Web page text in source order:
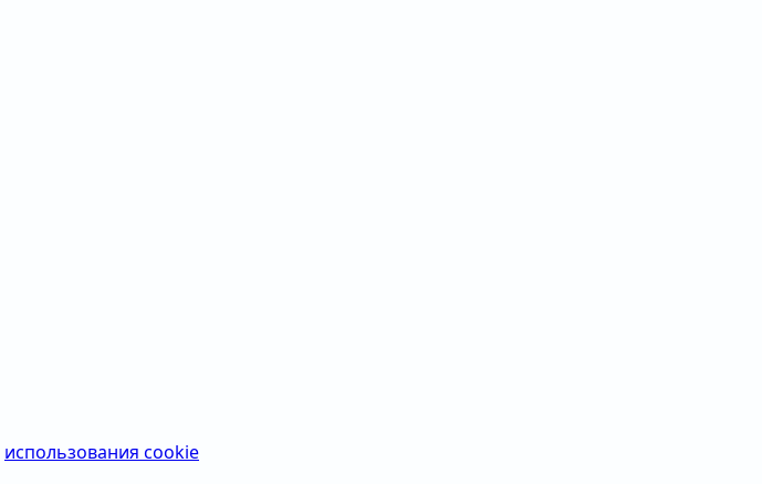
использования cookie